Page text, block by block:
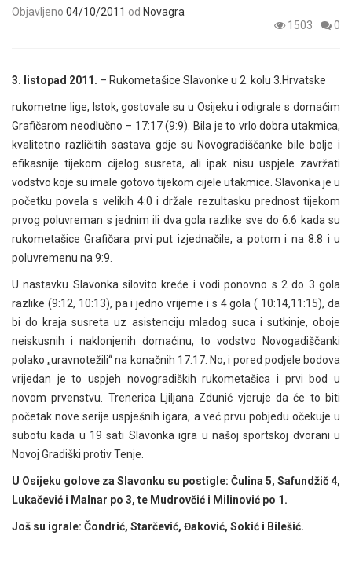
Objavljeno 04/10/2011 od Novagra
1503
0
3. listopad 2011. – Rukometašice Slavonke u 2. kolu 3.Hrvatske
rukometne lige, Istok, gostovale su u Osijeku i odigrale s domaćim
Grafičarom neodlučno – 17:17 (9:9). Bila je to vrlo dobra utakmica,
kvalitetno različitih sastava gdje su Novogradiščanke bile bolje i
efikasnije tijekom cijelog susreta, ali ipak nisu uspjele zavržati
vodstvo koje su imale gotovo tijekom cijele utakmice. Slavonka je u
početku povela s velikih 4:0 i držale rezultasku prednost tijekom
prvog poluvreman s jednim ili dva gola razlike sve do 6:6 kada su
rukometašice Grafičara prvi put izjednačile, a potom i na 8:8 i u
poluvremenu na 9:9.
U nastavku Slavonka silovito kreće i vodi ponovno s 2 do 3 gola
razlike (9:12, 10:13), pa i jedno vrijeme i s 4 gola ( 10:14,11:15), da
bi do kraja susreta uz asistenciju mladog suca i sutkinje, oboje
neiskusnih i naklonjenih domaćinu, to vodstvo Novogadiščanki
polako „uravnotežili“ na konačnih 17:17. No, i pored podjele bodova
vrijedan je to uspjeh novogradiških rukometašica i prvi bod u
novom prvenstvu. Trenerica Ljiljana Zdunić vjeruje da će to biti
početak nove serije uspješnih igara, a već prvu pobjedu očekuje u
subotu kada u 19 sati Slavonka igra u našoj sportskoj dvorani u
Novoj Gradiški protiv Tenje.
U Osijeku golove za Slavonku su postigle: Čulina 5, Safundžič 4,
Lukačević i Malnar po 3, te Mudrovčić i Milinović po 1.
Još su igrale: Čondrić, Starčević, Đaković, Sokić i Bilešić.